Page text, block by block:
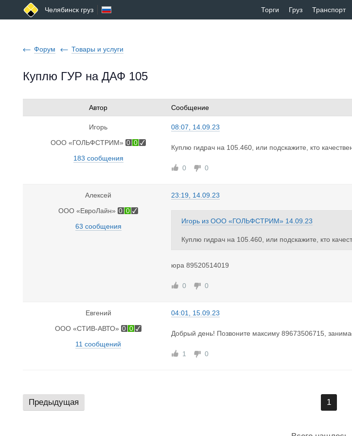
Челябинск груз Торги Груз Транспорт
Форум Товары и услуги
Куплю ГУР на ДАФ 105
Автор Сообщение
Игорь
ООО «ГОЛЬФСТРИМ» 0 0
183 сообщения
08:07, 14.09.23
Куплю гидрач на 105.460, или подскажите, кто
0 0
Алексей
ООО «ЕвроЛайн» 0 0
63 сообщения
23:19, 14.09.23
Игорь из ООО «ГОЛЬФСТРИМ» 14.09.23
Куплю гидрач на 105.460, или подскажите, кто
юра 89520514019
0 0
Евгений
ООО «СТИВ-АВТО» 0 0
11 сообщений
04:01, 15.09.23
Добрый день! Позвоните максиму 89673506715,
1 0
Предыдущая 1